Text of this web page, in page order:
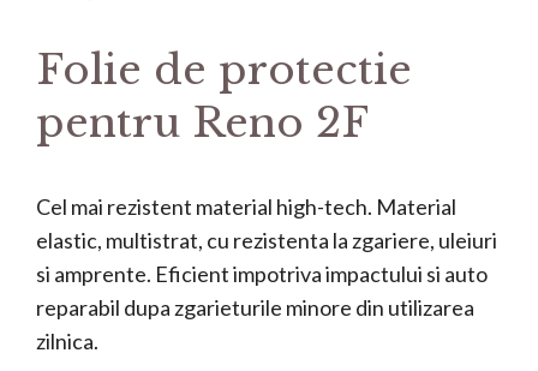
Folie de protectie
pentru Reno 2F
Cel mai rezistent material high-tech. Material
elastic, multistrat, cu rezistenta la zgariere, uleiuri
si amprente. Eficient impotriva impactului si auto
reparabil dupa zgarieturile minore din utilizarea
zilnica.